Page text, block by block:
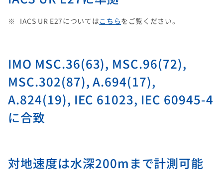
IACS UR E27についてはこちらをご覧ください。
IMO MSC.36(63), MSC.96(72),
MSC.302(87), A.694(17),
A.824(19), IEC 61023, IEC 60945-4
に合致
対地速度は水深200mまで計測可能